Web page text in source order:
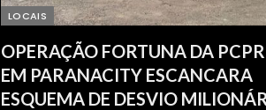
LOCAIS
OPERAÇÃO FORTUNA DA PCPR
EM PARANACITY ESCANCARA
ESQUEMA DE DESVIO